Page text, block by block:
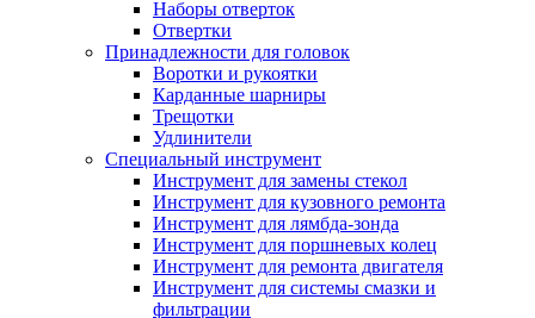
Наборы отверток
Отвертки
Принадлежности для головок
Воротки и рукоятки
Карданные шарниры
Трещотки
Удлинители
Специальный инструмент
Инструмент для замены стекол
Инструмент для кузовного ремонта
Инструмент для лямбда-зонда
Инструмент для поршневых колец
Инструмент для ремонта двигателя
Инструмент для системы смазки и
фильтрации